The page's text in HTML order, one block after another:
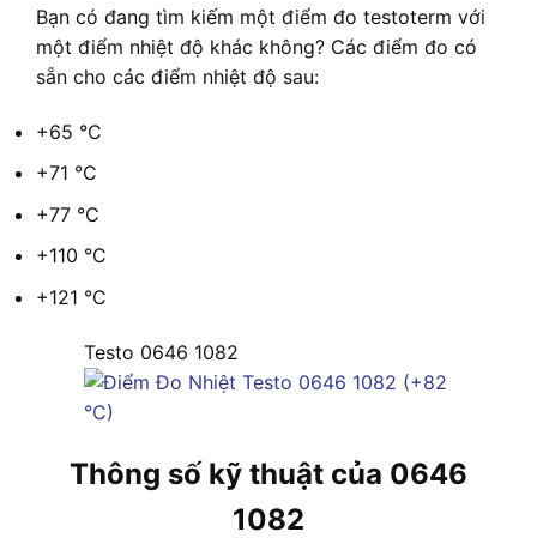
Bạn có đang tìm kiếm một điểm đo testoterm với
một điểm nhiệt độ khác không? Các điểm đo có
sẵn cho các điểm nhiệt độ sau:
+65 °C
+71 °C
+77 °C
+110 °C
+121 °C
Testo 0646 1082
Thông số kỹ thuật của 0646
1082